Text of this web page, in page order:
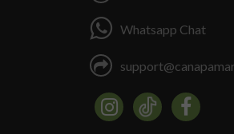
Whatsapp Chat